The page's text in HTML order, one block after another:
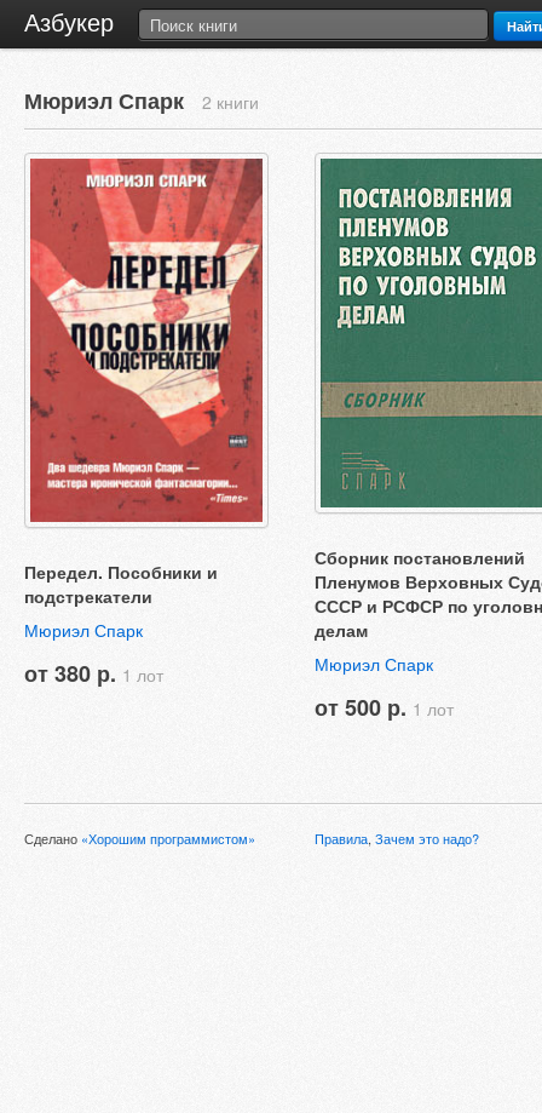
Азбукер
Мюриэл Спарк 2 книги
Передел. Пособники и
подстрекатели
Мюриэл Спарк
от 380 р. 1 лот
Сборник постановлений
Пленумов Верховных
СССР и РСФСР по
делам
Мюриэл Спарк
от 500 р. 1 лот
Сделано «Хорошим программистом» Правила, Зачем это надо?